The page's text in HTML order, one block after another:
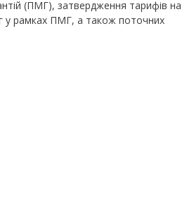
(ПМГ), затвердження тарифів на
у рамках ПМГ, а також поточних